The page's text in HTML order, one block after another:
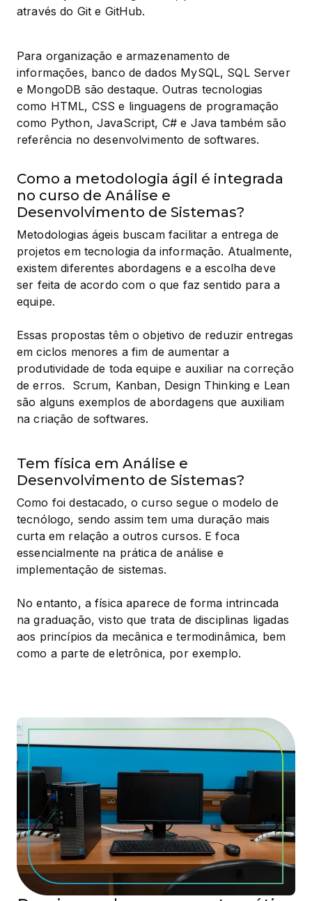
através do Git e GitHub.
Para organização e armazenamento de
informações, banco de dados MySQL, SQL Server
e MongoDB são destaque. Outras tecnologias
como HTML, CSS e linguagens de programação
como Python, JavaScript, C# e Java também são
referência no desenvolvimento de softwares.
Como a metodologia ágil é integrada
no curso de Análise e
Desenvolvimento de Sistemas?
Metodologias ágeis buscam facilitar a entrega de
projetos em tecnologia da informação. Atualmente,
existem diferentes abordagens e a escolha deve
ser feita de acordo com o que faz sentido para a
equipe.
Essas propostas têm o objetivo de reduzir entregas
em ciclos menores a fim de aumentar a
produtividade de toda equipe e auxiliar na correção
de erros.  Scrum, Kanban, Design Thinking e Lean
são alguns exemplos de abordagens que auxiliam
na criação de softwares.
Tem física em Análise e
Desenvolvimento de Sistemas?
Como foi destacado, o curso segue o modelo de
tecnólogo, sendo assim tem uma duração mais
curta em relação a outros cursos. E foca
essencialmente na prática de análise e
implementação de sistemas.
No entanto, a física aparece de forma intrincada
na graduação, visto que trata de disciplinas ligadas
aos princípios da mecânica e termodinâmica, bem
como a parte de eletrônica, por exemplo.